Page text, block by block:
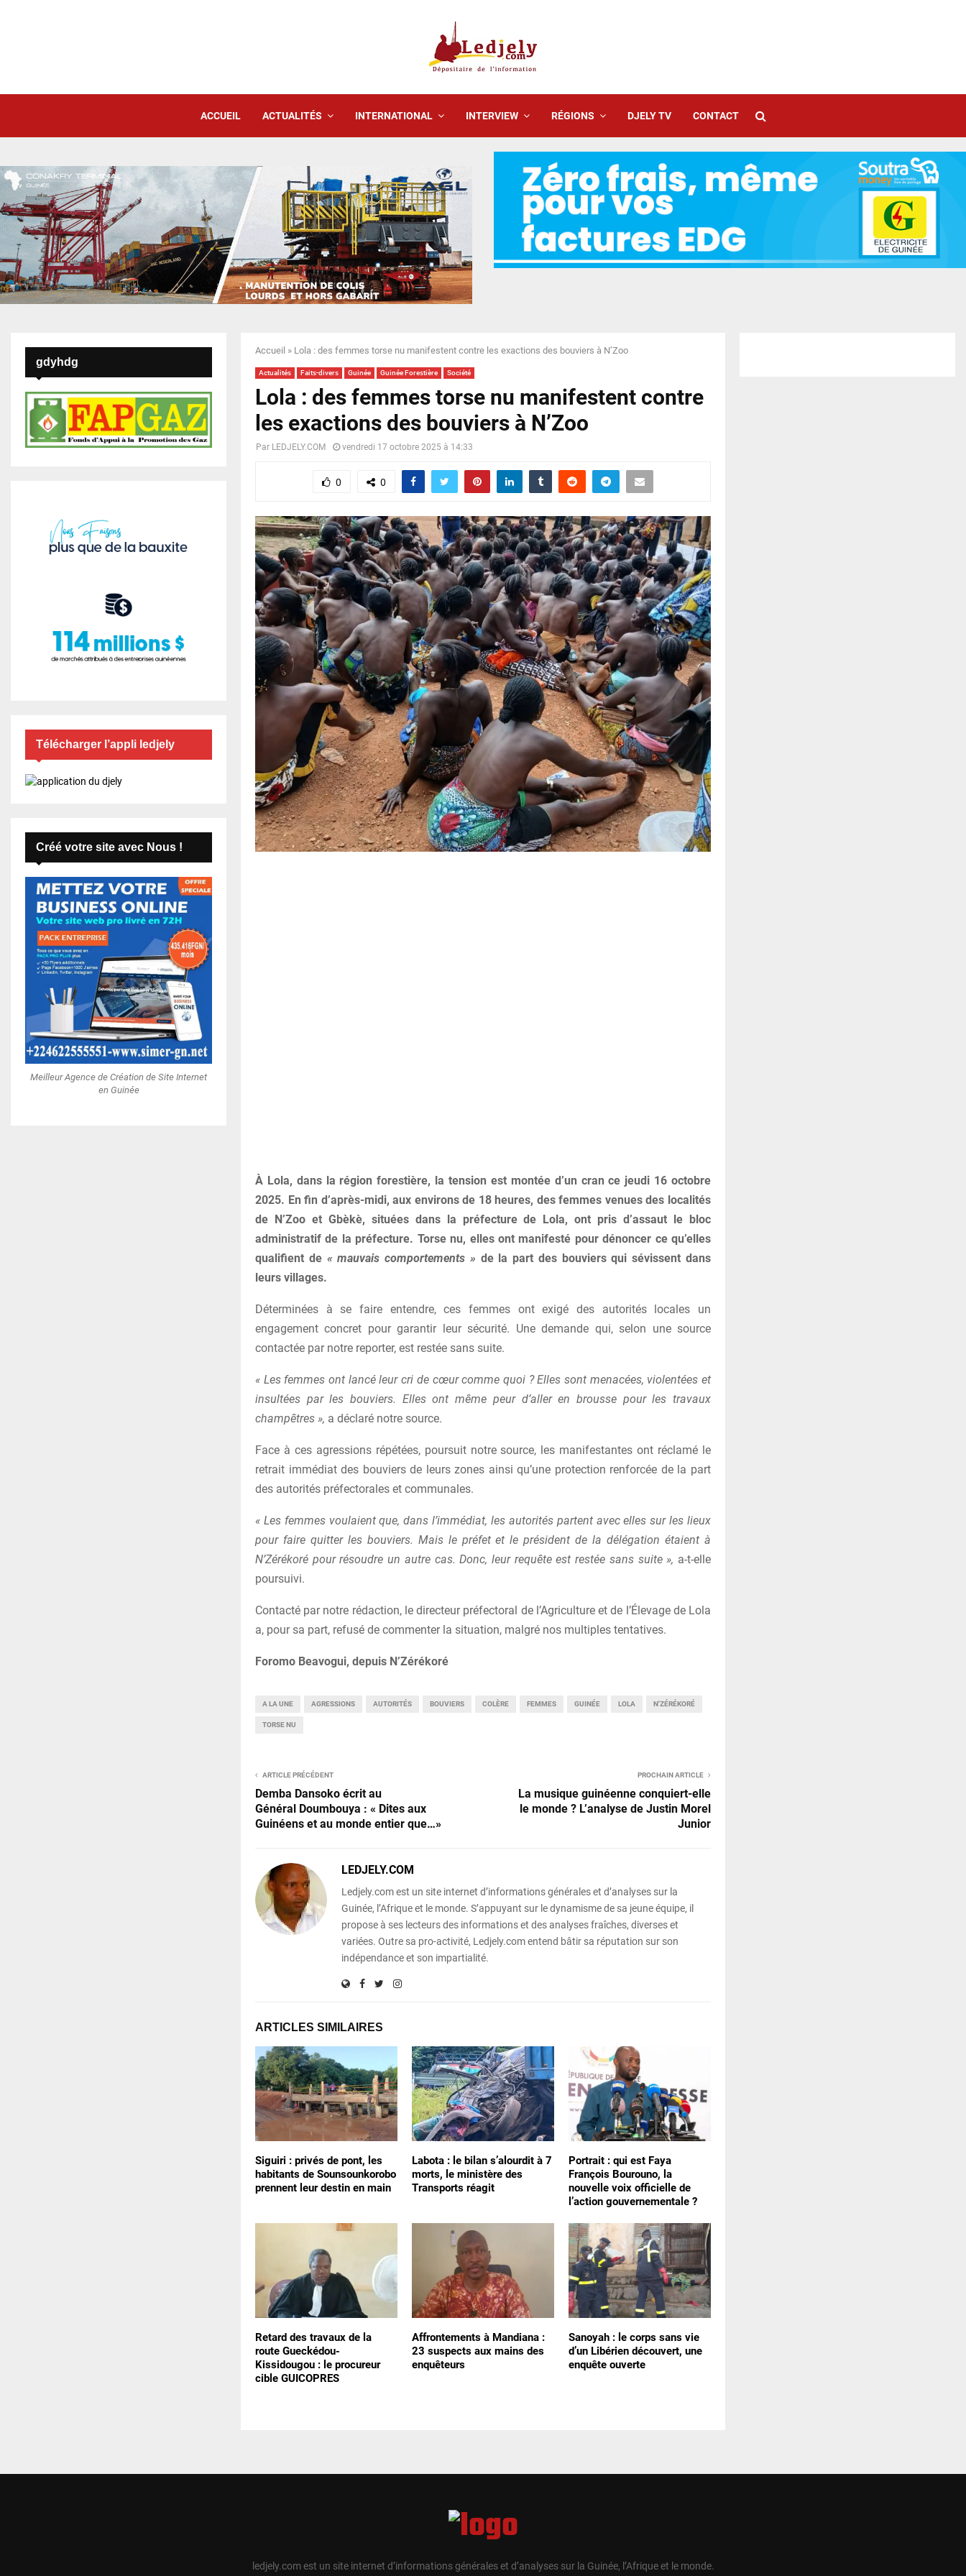
ACCUEIL ACTUALITÉS INTERNATIONAL INTERVIEW RÉGIONS DJELY TV CONTACT
Accueil » Lola : des femmes torse nu manifestent contre les exactions des bouviers à N’Zoo
Actualités Faits-divers Guinée Guinée Forestière Société
Lola : des femmes torse nu manifestent contre
les exactions des bouviers à N’Zoo
Par LEDJELY.COM vendredi 17 octobre 2025 à 14:33
0 0
À Lola, dans la région forestière, la tension est montée d’un cran ce jeudi 16 octobre
2025. En fin d’après-midi, aux environs de 18 heures, des femmes venues des localités
de N’Zoo et Gbèkè, situées dans la préfecture de Lola, ont pris d’assaut le bloc
administratif de la préfecture. Torse nu, elles ont manifesté pour dénoncer ce qu’elles
qualifient de « mauvais comportements » de la part des bouviers qui sévissent dans
leurs villages.
Déterminées à se faire entendre, ces femmes ont exigé des autorités locales un
engagement concret pour garantir leur sécurité. Une demande qui, selon une source
contactée par notre reporter, est restée sans suite.
« Les femmes ont lancé leur cri de cœur comme quoi ? Elles sont menacées, violentées et
insultées par les bouviers. Elles ont même peur d’aller en brousse pour les travaux
champêtres », a déclaré notre source.
Face à ces agressions répétées, poursuit notre source, les manifestantes ont réclamé le
retrait immédiat des bouviers de leurs zones ainsi qu’une protection renforcée de la part
des autorités préfectorales et communales.
« Les femmes voulaient que, dans l’immédiat, les autorités partent avec elles sur les lieux
pour faire quitter les bouviers. Mais le préfet et le président de la délégation étaient à
N’Zérékoré pour résoudre un autre cas. Donc, leur requête est restée sans suite », a-t-elle
poursuivi.
Contacté par notre rédaction, le directeur préfectoral de l’Agriculture et de l’Élevage de Lola
a, pour sa part, refusé de commenter la situation, malgré nos multiples tentatives.
Foromo Beavogui, depuis N’Zérékoré
A LA UNE AGRESSIONS AUTORITÉS BOUVIERS COLÈRE FEMMES GUINÉE LOLA N'ZÉRÉKORÉ
TORSE NU
ARTICLE PRÉCÉDENT
Demba Dansoko écrit au
Général Doumbouya : « Dites aux
Guinéens et au monde entier que…»
PROCHAIN ARTICLE
La musique guinéenne conquiert-elle
le monde ? L’analyse de Justin Morel
Junior
LEDJELY.COM
Ledjely.com est un site internet d’informations générales et d’analyses sur la
Guinée, l’Afrique et le monde. S’appuyant sur le dynamisme de sa jeune équipe, il
propose à ses lecteurs des informations et des analyses fraîches, diverses et
variées. Outre sa pro-activité, Ledjely.com entend bâtir sa réputation sur son
indépendance et son impartialité.
ARTICLES SIMILAIRES
Siguiri : privés de pont, les
habitants de Sounsounkorobo
prennent leur destin en main
Labota : le bilan s’alourdit à 7
morts, le ministère des
Transports réagit
Portrait : qui est Faya
François Bourouno, la
nouvelle voix officielle de
l’action gouvernementale ?
Retard des travaux de la
route Gueckédou-
Kissidougou : le procureur
cible GUICOPRES
Affrontements à Mandiana :
23 suspects aux mains des
enquêteurs
Sanoyah : le corps sans vie
d’un Libérien découvert, une
enquête ouverte
gdyhdg
Télécharger l’appli ledjely
Créé votre site avec Nous !
Meilleur Agence de Création de Site Internet
en Guinée
ledjely.com est un site internet d’informations générales et d’analyses sur la Guinée, l’Afrique et le monde.